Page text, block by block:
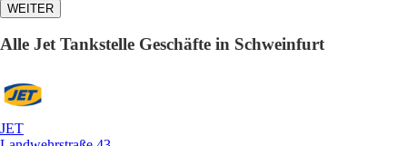
WEITER
Alle Jet Tankstelle Geschäfte in Schweinfurt
JET